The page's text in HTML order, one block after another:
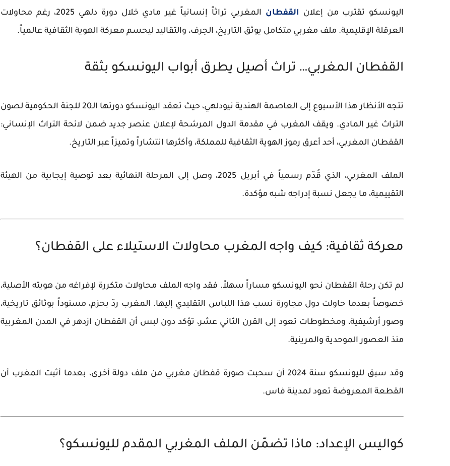
اليونسكو تقترب من إعلان القفطان
المغربي تراثاً إنسانياً غير مادي خلال دورة دلهي 2025، رغم محاولات
العرقلة الإقليمية. ملف مغربي متكامل يوثق التاريخ، الحِرف، والتقاليد ليحسم معركة الهوية الثقافية عالمياً.
القفطان المغربي… تراث أصيل يطرق أبواب اليونسكو بثقة
تتجه الأنظار هذا الأسبوع إلى العاصمة الهندية نيودلهي، حيث تعقد اليونسكو دورتها الـ20 للجنة الحكومية لصون
التراث غير المادي. ويقف المغرب في مقدمة الدول المرشحة لإعلان عنصر جديد ضمن لائحة التراث الإنساني:
القفطان المغربي، أحد أعرق رموز الهوية الثقافية للمملكة، وأكثرها انتشاراً وتميزاً عبر التاريخ.
الملف المغربي، الذي قُدّم رسمياً في أبريل 2025، وصل إلى المرحلة النهائية بعد توصية إيجابية من الهيئة
التقييمية، ما يجعل نسبة إدراجه شبه مؤكدة.
معركة ثقافية: كيف واجه المغرب محاولات الاستيلاء على القفطان؟
لم تكن رحلة القفطان نحو اليونسكو مساراً سهلاً. فقد واجه الملف محاولات متكررة لإفراغه من هويته الأصلية،
خصوصاً بعدما حاولت دول مجاورة نسب هذا اللباس التقليدي إليها. المغرب ردّ بحزم، مسنوداً بوثائق تاريخية،
وصور أرشيفية، ومخطوطات تعود إلى القرن الثاني عشر، تؤكد دون لبس أن القفطان ازدهر في المدن المغربية
منذ العصور الموحدية والمرينية.
وقد سبق لليونسكو سنة 2024 أن سحبت صورة قفطان مغربي من ملف دولة أخرى، بعدما أثبت المغرب أن
القطعة المعروضة تعود لمدينة فاس.
كواليس الإعداد: ماذا تضمّن الملف المغربي المقدم لليونسكو؟